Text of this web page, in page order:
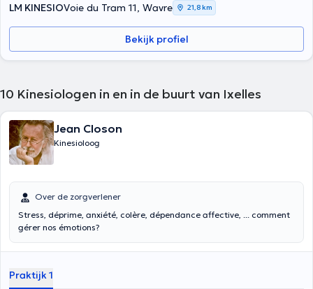
LM KINESIOVoie du Tram 11, Wavre 21,8 km
Bekijk profiel
10 Kinesiologen in en in de buurt van Ixelles
Jean Closon
Kinesioloog
Over de zorgverlener
Stress, déprime, anxiété, colère, dépendance affective, ... comment
gérer nos émotions?
Praktijk 1